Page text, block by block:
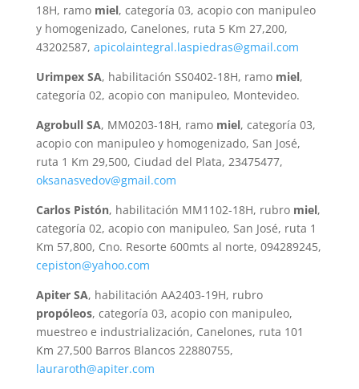
18H, ramo miel, categoría 03, acopio con manipuleo
y homogenizado, Canelones, ruta 5 Km 27,200,
43202587, apicolaintegral.laspiedras@gmail.com
Urimpex SA, habilitación SS0402-18H, ramo miel,
categoría 02, acopio con manipuleo, Montevideo.
Agrobull SA, MM0203-18H, ramo miel, categoría 03,
acopio con manipuleo y homogenizado, San José,
ruta 1 Km 29,500, Ciudad del Plata, 23475477,
oksanasvedov@gmail.com
Carlos Pistón, habilitación MM1102-18H, rubro miel,
categoría 02, acopio con manipuleo, San José, ruta 1
Km 57,800, Cno. Resorte 600mts al norte, 094289245,
cepiston@yahoo.com
Apiter SA, habilitación AA2403-19H, rubro
propóleos, categoría 03, acopio con manipuleo,
muestreo e industrialización, Canelones, ruta 101
Km 27,500 Barros Blancos 22880755,
lauraroth@apiter.com